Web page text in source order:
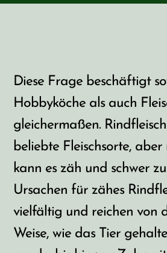
Diese Frage beschäftigt
Hobbyköche als auch
gleichermaßen.
beliebte Fleischsorte,
kann es zäh und schwer
Ursachen für zähes
vielfältig und reichen von
Weise, wie das Tier